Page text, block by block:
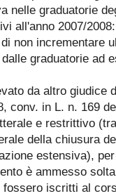
nelle graduatorie
all'anno 2007/
non incrementare
graduatorie ad
da altro giudice
conv. in L. n. 169
e restrittivo
della chiusura
estensiva),
è ammesso
fossero iscritti al